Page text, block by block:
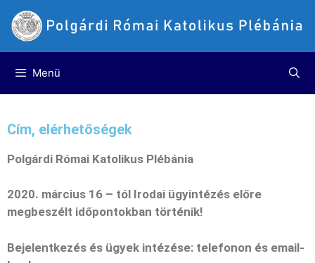
Menü
Cím, elérhetőségek
Polgárdi Római Katolikus Plébánia
2020. március 16 – tól Irodai ügyintézés előre
megbeszélt időpontokban történik!
Bejelentkezés és ügyek intézése: telefonon és email-